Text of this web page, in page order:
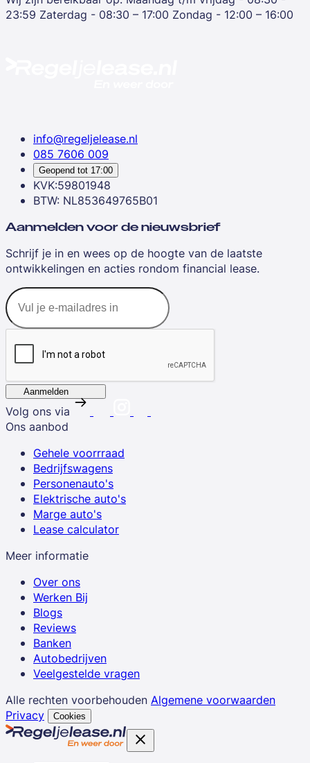
23:59 Zaterdag - 08:30 – 17:00 Zondag - 12:00 – 16:00
info@regeljelease.nl
085 7606 009
Geopend tot 17:00
KVK:59801948
BTW: NL853649765B01
Aanmelden voor de nieuwsbrief
Schrijf je in en wees op de hoogte van de laatste
ontwikkelingen en acties rondom financial lease.
Aanmelden
Volg ons via
Ons aanbod
Gehele voorrraad
Bedrijfswagens
Personenauto's
Elektrische auto's
Marge auto's
Lease calculator
Meer informatie
Over ons
Werken Bij
Blogs
Reviews
Banken
Autobedrijven
Veelgestelde vragen
Alle rechten voorbehouden Algemene voorwaarden
Privacy
Cookies